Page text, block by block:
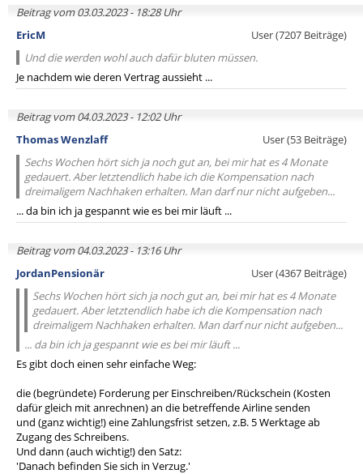
Beitrag vom 03.03.2023 - 18:28 Uhr
EricM
User (7207 Beiträge)
Und die werden wohl auch dafür bluten müssen.
Je nachdem wie deren Vertrag aussieht ...
Beitrag vom 04.03.2023 - 12:02 Uhr
Thomas Wenzlaff
User (53 Beiträge)
Sechs Wochen hört sich ja noch gut an, bei mir hat es 4 Monate
gedauert. Aber letztendlich habe ich die Kompensation nach
dreimaligem Nachhaken erhalten. Man darf nur nicht aufgeben...
... da bin ich ja gespannt wie es bei mir läuft ...
Beitrag vom 04.03.2023 - 13:16 Uhr
JordanPensionär
User (4367 Beiträge)
Sechs Wochen hört sich ja noch gut an, bei mir hat es 4 Monate
gedauert. Aber letztendlich habe ich die Kompensation nach
dreimaligem Nachhaken erhalten. Man darf nur nicht aufgeben...
... da bin ich ja gespannt wie es bei mir läuft ...
Es gibt doch einen sehr einfache Weg:
die (begründete) Forderung per Einschreiben/Rückschein (Kosten
dafür gleich mit anrechnen) an die betreffende Airline senden
und (ganz wichtig!) eine Zahlungsfrist setzen, z.B. 5 Werktage ab
Zugang des Schreibens.
Und dann (auch wichtig!) den Satz:
'Danach befinden Sie sich in Verzug.'